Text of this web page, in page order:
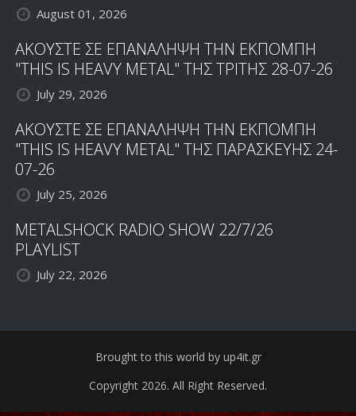
August 01, 2026
ΑΚΟΥΣΤΕ ΣΕ ΕΠΑΝΑΛΗΨΗ ΤΗΝ ΕΚΠΟΜΠΗ
"THIS IS HEAVY METAL" ΤΗΣ ΤΡΙΤΗΣ 28-07-26
July 29, 2026
ΑΚΟΥΣΤΕ ΣΕ ΕΠΑΝΑΛΗΨΗ ΤΗΝ ΕΚΠΟΜΠΗ
"THIS IS HEAVY METAL" ΤΗΣ ΠΑΡΑΣΚΕΥΗΣ 24-
07-26
July 25, 2026
METALSHOCK RADIO SHOW 22/7/26
PLAYLIST
July 22, 2026
Brought to this world by up4it.gr
Copyright 2026. All Right Reserved.